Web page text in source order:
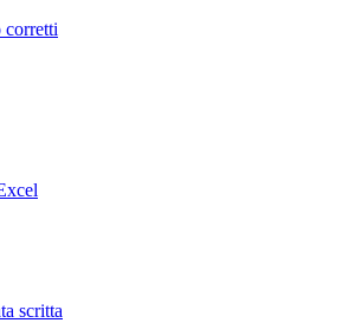
corretti
scritta